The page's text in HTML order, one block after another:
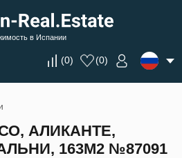
в Испании
(0) (0)
АЛИКАНТЕ,
163М2 №87091